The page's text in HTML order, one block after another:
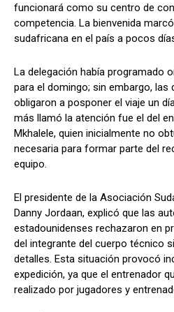
funcionará como su centro de
competencia. La bienvenida
sudafricana en el país a pocos
La delegación había programado
para el domingo; sin embargo,
obligaron a posponer el viaje un
más llamó la atención fue el del
Mkhalele, quien inicialmente no
necesaria para formar parte del
equipo.
El presidente de la Asociación
Danny Jordaan, explicó que las
estadounidenses rechazaron en
del integrante del cuerpo técnico
detalles. Esta situación provocó
expedición, ya que el entrenador
realizado por jugadores y